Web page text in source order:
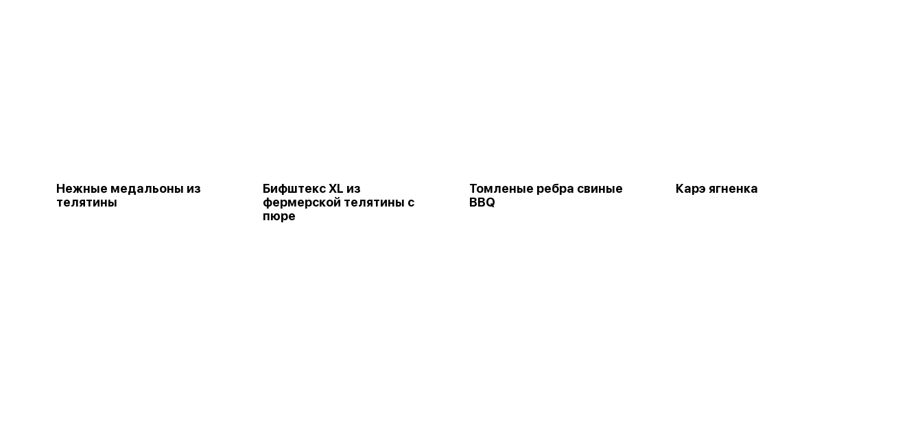
Нежные медальоны из
телятины
Бифштекс XL из
фермерской телятины с
пюре
Томленые ребра свиные
BBQ
Карэ ягненка